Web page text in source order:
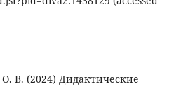
В. (2024) Дидактические